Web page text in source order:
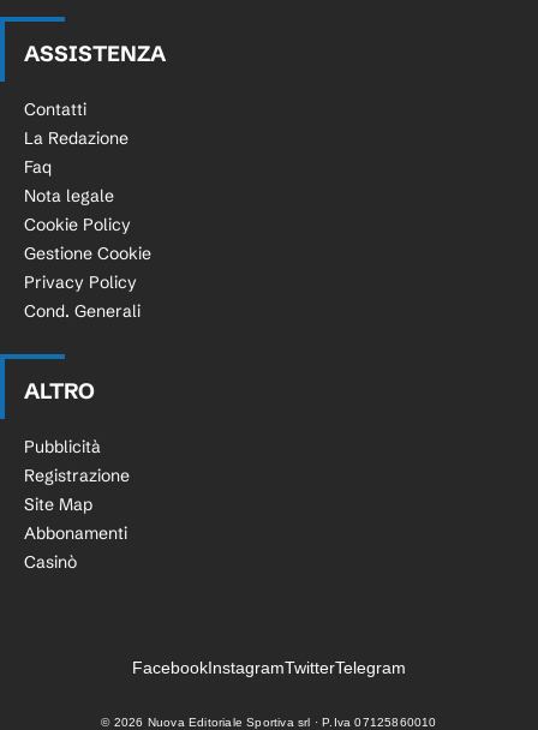
ASSISTENZA
Contatti
La Redazione
Faq
Nota legale
Cookie Policy
Gestione Cookie
Privacy Policy
Cond. Generali
ALTRO
Pubblicità
Registrazione
Site Map
Abbonamenti
Casinò
FacebookInstagramTwitterTelegram
© 2026 Nuova Editoriale Sportiva srl · P.Iva 07125860010